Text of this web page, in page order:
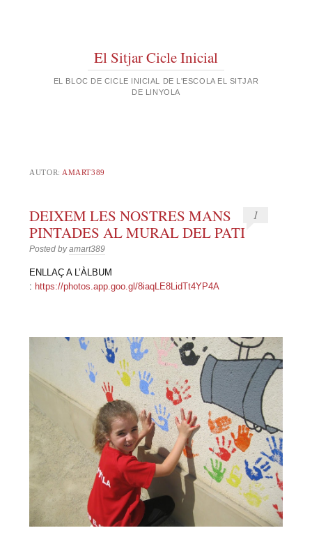
El Sitjar Cicle Inicial
EL BLOC DE CICLE INICIAL DE L'ESCOLA EL SITJAR
DE LINYOLA
AUTOR:AMART389
DEIXEM LES NOSTRES MANS
PINTADES AL MURAL DEL PATI
Posted byamart389
1
ENLLAÇ A L’ÀLBUM
: https://photos.app.goo.gl/8iaqLE8LidTt4YP4A